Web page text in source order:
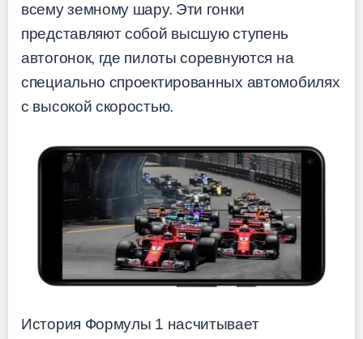
всему земному шару. Эти гонки
представляют собой высшую ступень
автогонок, где пилоты соревнуются на
специально спроектированных автомобилях
с высокой скоростью.
История Формулы 1 насчитывает